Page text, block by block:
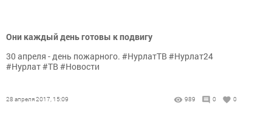
Они каждый день готовы к подвигу
30 апреля - день пожарного. #НурлатТВ #Нурлат24
#Нурлат #ТВ #Новости
28 апреля 2017, 15:09 989 0 0